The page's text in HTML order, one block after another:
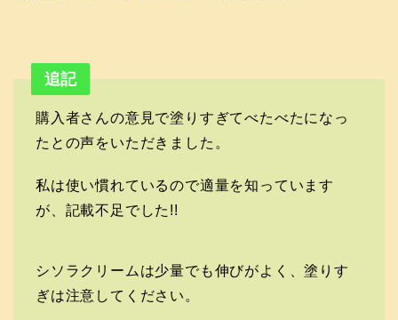
追記
購入者さんの意見で塗りすぎてべたべたになっ
たとの声をいただきました。
私は使い慣れているので適量を知っています
が、記載不足でした!!
シソラクリームは少量でも伸びがよく、塗りす
ぎは注意してください。